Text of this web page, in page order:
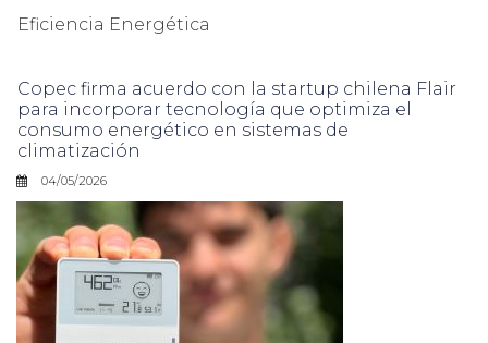
Eficiencia Energética
Copec firma acuerdo con la startup chilena Flair
para incorporar tecnología que optimiza el
consumo energético en sistemas de
climatización
04/05/2026